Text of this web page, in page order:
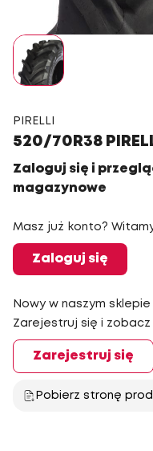
PIRELLI
520/70R38
Zaloguj się i
magazynowe
Masz już konto?
Zaloguj się
Nowy w naszym
Zarejestruj się i zobacz
Zarejestruj się
Pobierz stronę